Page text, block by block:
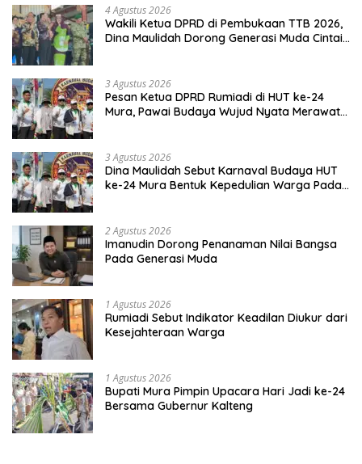
4 Agustus 2026
Wakili Ketua DPRD di Pembukaan TTB 2026,
Dina Maulidah Dorong Generasi Muda Cintai
3 Agustus 2026
Pesan Ketua DPRD Rumiadi di HUT ke-24
Mura, Pawai Budaya Wujud Nyata Merawat
3 Agustus 2026
Dina Maulidah Sebut Karnaval Budaya HUT
ke-24 Mura Bentuk Kepedulian Warga Pada
2 Agustus 2026
Imanudin Dorong Penanaman Nilai Bangsa
Pada Generasi Muda
1 Agustus 2026
Rumiadi Sebut Indikator Keadilan Diukur dari
Kesejahteraan Warga
1 Agustus 2026
Bupati Mura Pimpin Upacara Hari Jadi ke-24
Bersama Gubernur Kalteng